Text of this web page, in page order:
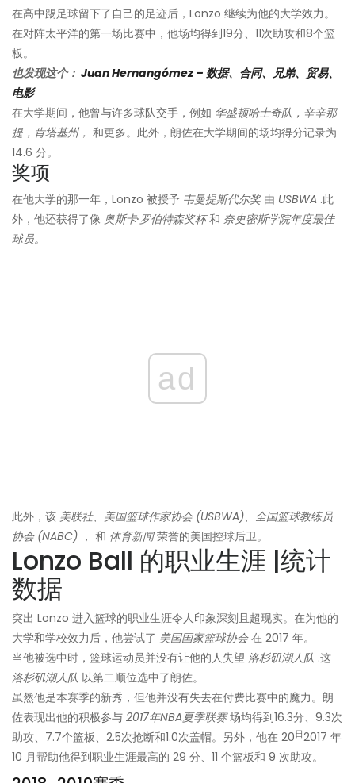
在高中踢足球留下了自己的足迹后，Lonzo 继续为他的大学效力。
在对阵太平洋的第一场比赛中，他场均得到19分、11次助攻和8个篮
板。
也发现这个： Juan Hernangómez – 数据、合同、兄弟、贸易、
电影
在大学期间，他曾与许多球队交手，例如 华盛顿哈士奇队，辛辛那
提，肯塔基州， 和更多。此外，朗佐在大学期间的场均得分记录为
14.6 分。
奖项
在他大学的那一年，Lonzo 被授予 韦曼提斯代尔奖由 USBWA .此
外，他还获得了像 奥斯卡·罗伯特森奖杯和 奈史密斯学院年度最佳
球员。
ad
此外，该 美联社、美国篮球作家协会 (USBWA)、全国篮球教练员
协会 (NABC) ， 和 体育新闻荣誉的美国控球后卫。
Lonzo Ball 的职业生涯 |统计
数据
突出 Lonzo 进入篮球的职业生涯令人印象深刻且超现实。在为他的
大学和学校效力后，他尝试了 美国国家篮球协会在 2017 年。
当他被选中时，篮球运动员并没有让他的人失望 洛杉矶湖人队 .这
洛杉矶湖人队 以第二顺位选中了朗佐。
虽然他是本赛季的新秀，但他并没有失去在付费比赛中的魔力。朗
佐表现出他的积极参与 2017年NBA夏季联赛场均得到16.3分、9.3次
助攻、7.7个篮板、2.5次抢断和1.0次盖帽。另外，他在 20日2017 年
10 月帮助他得到职业生涯最高的 29 分、11 个篮板和 9 次助攻。